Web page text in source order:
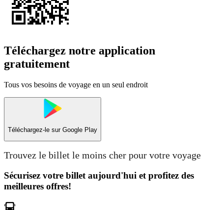
Téléchargez notre application
gratuitement
Tous vos besoins de voyage en un seul endroit
Téléchargez-le sur Google Play
Trouvez le billet le moins cher pour votre voyage
Sécurisez votre billet aujourd'hui et profitez des
meilleures offres!